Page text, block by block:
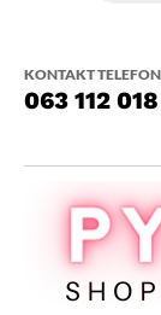
KONTAKT TELEFON
063 112 018